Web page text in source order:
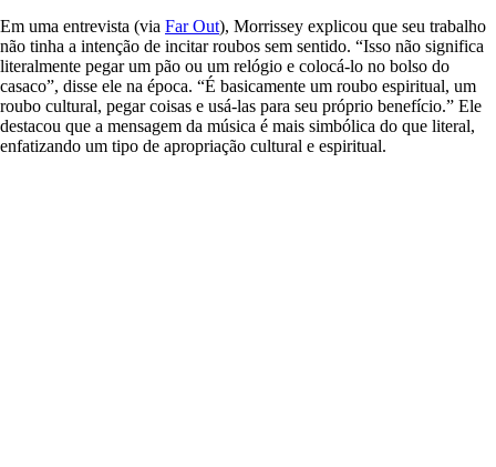
Em uma entrevista (via Far Out), Morrissey explicou que seu trabalho
não tinha a intenção de incitar roubos sem sentido. “Isso não significa
literalmente pegar um pão ou um relógio e colocá-lo no bolso do
casaco”, disse ele na época. “É basicamente um roubo espiritual, um
roubo cultural, pegar coisas e usá-las para seu próprio benefício.” Ele
destacou que a mensagem da música é mais simbólica do que literal,
enfatizando um tipo de apropriação cultural e espiritual.